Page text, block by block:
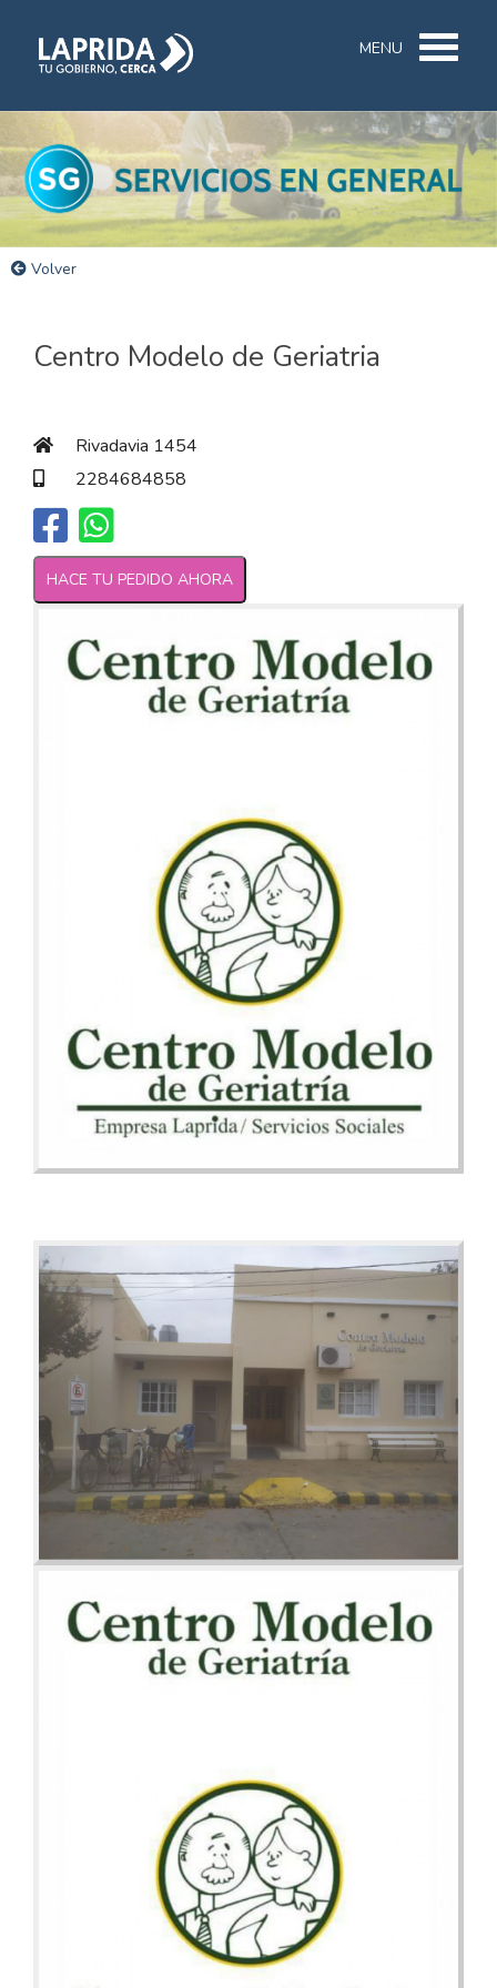
MENU
Volver
Centro Modelo de Geriatria
Rivadavia 1454
2284684858
HACE TU PEDIDO AHORA